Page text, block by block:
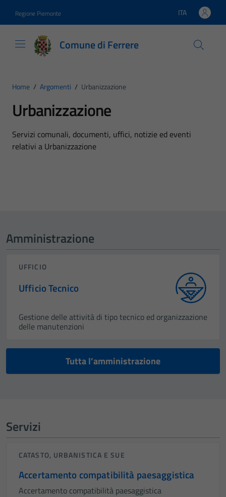
Regione Piemonte Lingua attiva:
ITA
Comune di Ferrere
Home / Argomenti / Urbanizzazione
Urbanizzazione
Dettagli dell'argomento
Servizi comunali, documenti, uffici, notizie ed eventi
relativi a Urbanizzazione
Amministrazione
UFFICIO
Ufficio Tecnico
Gestione delle attività di tipo tecnico ed organizzazione
delle manutenzioni
Tutta l’amministrazione
Servizi
CATASTO, URBANISTICA E SUE
Accertamento compatibilità paesaggistica
Accertamento compatibilità paesaggistica